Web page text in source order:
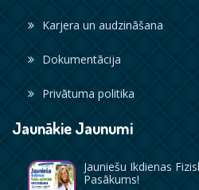
Karjera un audzināšana
Dokumentācija
Privātuma politika
Jaunākie Jaunumi
Jauniešu Ikdienas
Pasākums!